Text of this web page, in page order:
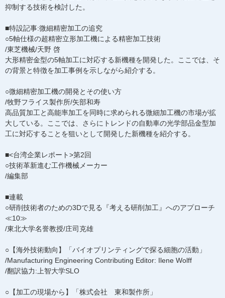
抑制する技術を検討した。
■特設記事:微細精密加工の追究
○5軸仕様の超精密立形加工機による精密加工技術
/東芝機械/天野 啓
大形精密金型の5軸加工に対応する新機種を開発した。ここでは、そ
の背景と特徴を加工事例を示しながら紹介する。
○微細精密加工機の開発とその使い方
/牧野フライス製作所/矢部和寿
高品質加工と高能率加工を同時に求められる微細加工機の市場が拡
大している。ここでは、さらにトレンドの自動車の光学部品金型加
工に対応することを狙いとして開発した新機種を紹介する。
■<台湾企業レポート>第2回
○技術革新進む工作機械メーカー
/編集部
■連載
○研削技術者のための3Dで見る『考える研削加工』へのアプローチ
≪10≫
/東北大学名誉教授/庄司克雄
○【海外技術動向】「バイオプリンティングで探る細胞の活動」
/Manufacturing Engineering Contributing Editor: Ilene Wolff
/翻訳協力:上智大学SLO
○【加工の現場から】「株式会社 東和製作所」